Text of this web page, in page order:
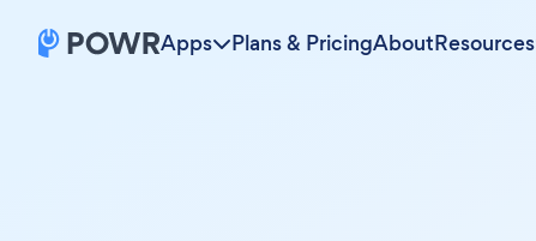
Apps Plans & PricingAboutResources